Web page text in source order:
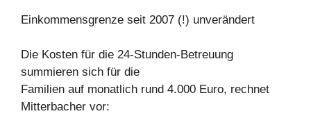
Einkommensgrenze seit 2007 (!) unverändert
Die Kosten für die 24-Stunden-Betreuung
summieren sich für die
Familien auf monatlich rund 4.000 Euro, rechnet
Mitterbacher vor: